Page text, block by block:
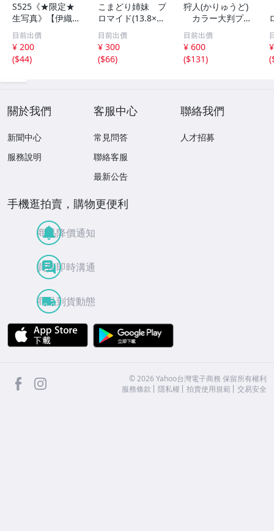
S525《★限定★
生写真》【伊織も
え】ビッグコミッ
クスピリッツ 202
6年8月3日号 ★セ
ブンネット限定特
目前出價
¥ 200
($44)
こまどり姉妹 プ
ロマイド(13.8×8.
5cm) 1枚●bn.4
6
目前出價
¥ 300
($66)
狩人(かりゅうど)
カラー大判プロ
マイド(18×13cm)
1枚●bn.48
目前出價
¥ 600
($131)
(
關於我們
新聞中心
服務說明
客服中心
常見問答
聯絡客服
最新公告
聯絡我們
人才招募
手機逛拍賣，購物更便利
商品降價通知
買賣即時溝通
商品到貨動態
APP Store
facebook ©2026 Yahoo台灣電子商務 保留所有權利
服務條款
隱私權 拍賣使用規範 交易安全